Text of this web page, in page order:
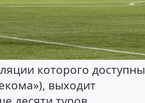
которого доступны
выходит